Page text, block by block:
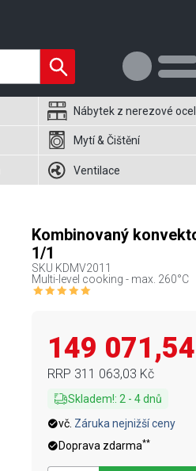
Nábytek z nerezové
Mytí & Čištění
Ventilace
Kombinovaný
1/1
SKU KDMV2011
Multi-level cooking - max. 260°C
149
RRP 311 063,03 Kč
Skladem!: 2 - 4dnů
vč. Záruka nejnižší ceny
Doprava zdarma**